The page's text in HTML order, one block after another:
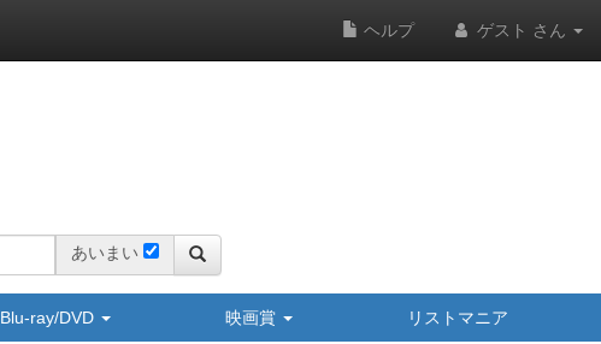
ヘルプ ゲスト さん
あいまい
Blu-ray/DVD 映画賞 リストマニア